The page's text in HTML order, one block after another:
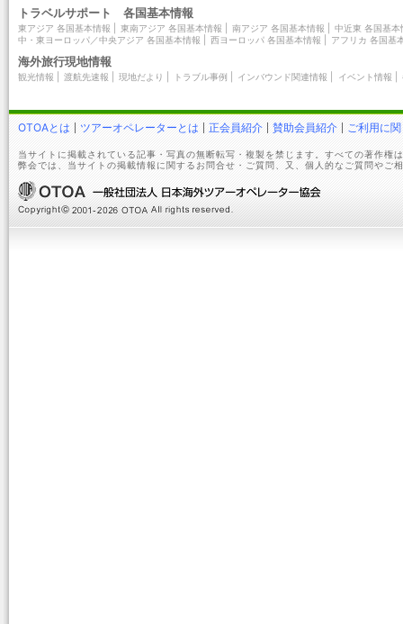
トラベルサポート 各国基本情報
東アジア 各国基本情報 東南アジア 各国基本情報 南アジア 各国基本情報
中近東 各国基本
中・東ヨーロッパ／中央アジア 各国基本情報
西ヨーロッパ 各国基本情報 アフリカ 各国基
海外旅行現地情報
観光情報 渡航先速報 現地だより トラブル事例 インバウンド関連情報 イベント情報
OTOAとは ツアーオペレーターとは 正会員紹介 賛助会員紹介 ご利用に
当サイトに掲載されている記事・写真の無断転写・複製を禁じます。すべての著作権
弊会では、当サイトの掲載情報に関するお問合せ・ご質問、又、個人的なご質問やご